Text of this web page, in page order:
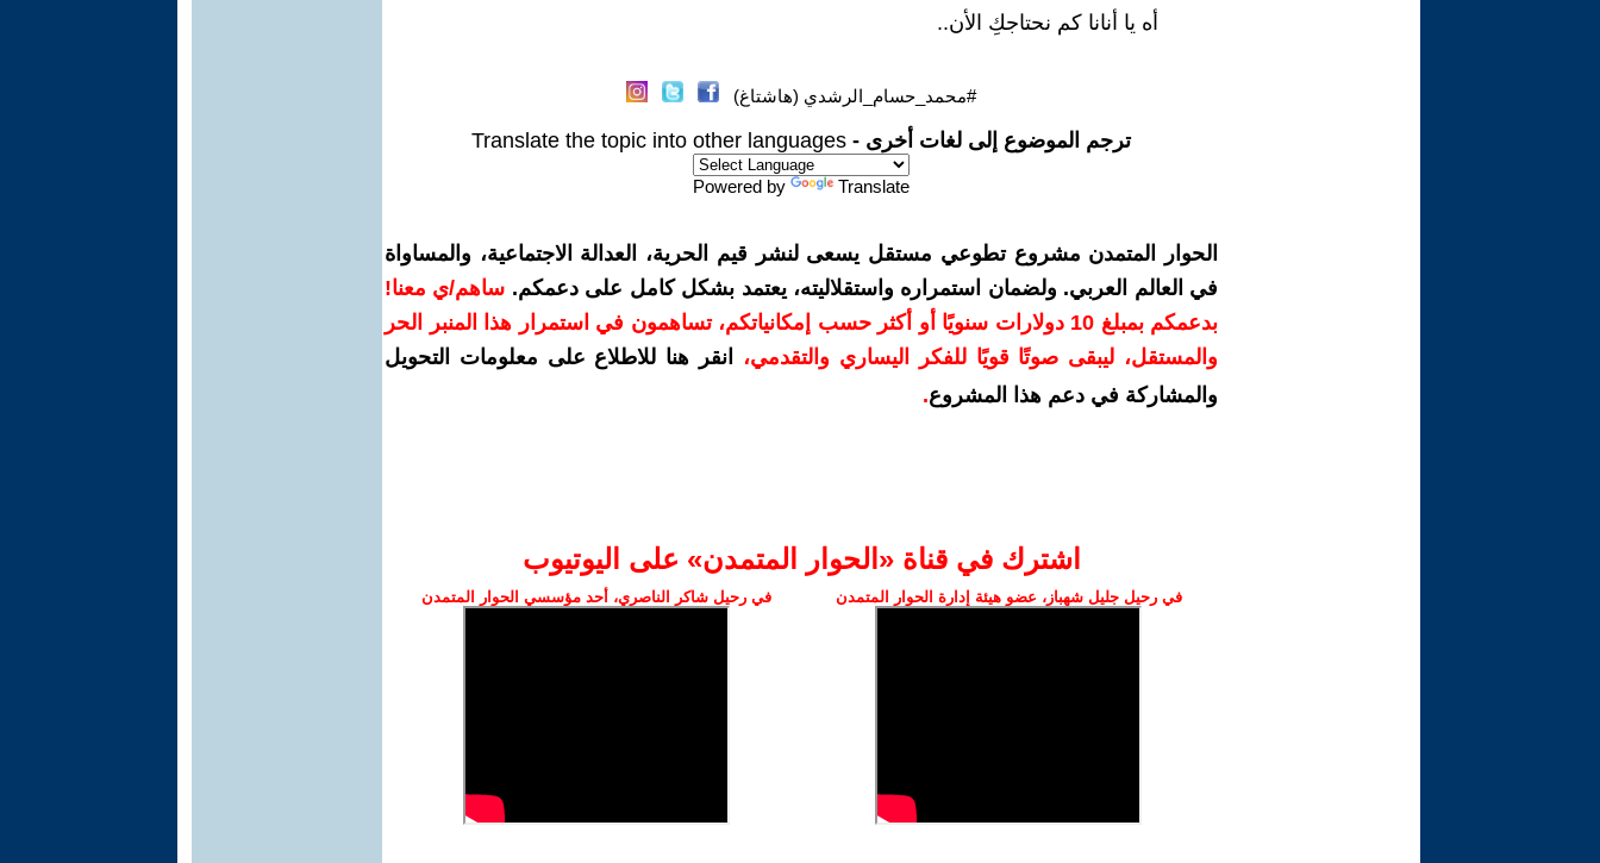
أه يا أنانا كم نحتاجكِ الأن..
#محمد_حسام_الرشدي (هاشتاغ)
ترجم الموضوع إلى لغات أخرى - Translate the topic into other languages
Powered by Translate
الحوار المتمدن مشروع تطوعي مستقل يسعى لنشر قيم الحرية، العدالة الاجتماعية، والمساواة
في العالم العربي. ولضمان استمراره واستقلاليته، يعتمد بشكل كامل على دعمكم. ساهم/ي معنا!
بدعمكم بمبلغ 10 دولارات سنويًا أو أكثر حسب إمكانياتكم، تساهمون في استمرار هذا المنبر الحر
والمستقل، ليبقى صوتًا قويًا للفكر اليساري والتقدمي،
انقر هنا للاطلاع على معلومات التحويل
والمشاركة في دعم هذا المشروع.
اشترك في قناة ‫«الحوار المتمدن» على اليوتيوب
في رحيل جليل شهباز، عضو هيئة إدارة الحوار المتمدن في رحيل شاكر الناصري، أحد مؤسسي الحوار المتمدن